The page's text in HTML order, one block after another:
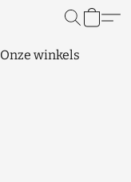
Onze winkels